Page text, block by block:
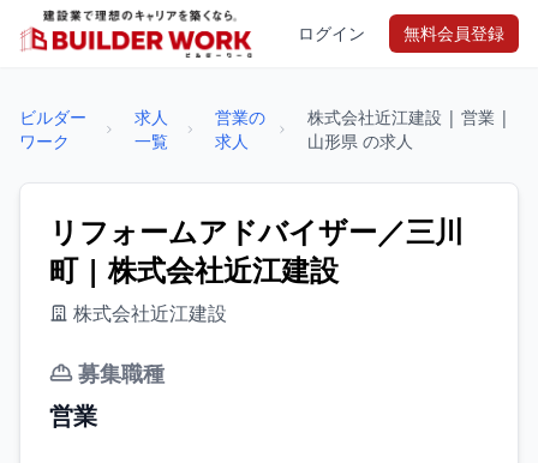
ログイン 無料会員登録
ビルダー
ワーク
求人
一覧
営業の
求人
株式会社近江建設 | 営業 |
山形県 の求人
リフォームアドバイザー／三川
町 | 株式会社近江建設
株式会社近江建設
募集職種
営業